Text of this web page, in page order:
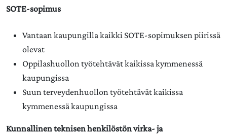
SOTE-sopimus
Vantaan kaupungilla kaikki SOTE-sopimuksen piirissä
olevat
Oppilashuollon työtehtävät kaikissa kymmenessä
kaupungissa
Suun terveydenhuollon työtehtävät kaikissa
kymmenessä kaupungissa
Kunnallinen teknisen henkilöstön virka- ja